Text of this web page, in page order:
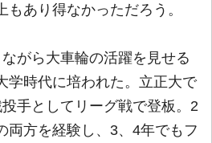
もあり得なかっただろう。
がら大車輪の活躍を見せる
学時代に培われた。立正大で
手としてリーグ戦で登板。2
両方を経験し、3、4年でもフ